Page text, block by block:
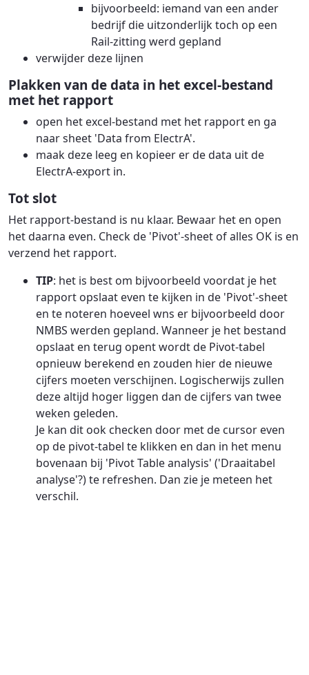
bijvoorbeeld: iemand van een ander
bedrijf die uitzonderlijk toch op een
Rail-zitting werd gepland
verwijder deze lijnen
Plakken van de data in het excel-bestand
met het rapport
open het excel-bestand met het rapport en ga
naar sheet 'Data from ElectrA'.
maak deze leeg en kopieer er de data uit de
ElectrA-export in.
Tot slot
Het rapport-bestand is nu klaar. Bewaar het en open
het daarna even. Check de 'Pivot'-sheet of alles OK is en
verzend het rapport.
TIP: het is best om bijvoorbeeld voordat je het
rapport opslaat even te kijken in de 'Pivot'-sheet
en te noteren hoeveel wns er bijvoorbeeld door
NMBS werden gepland. Wanneer je het bestand
opslaat en terug opent wordt de Pivot-tabel
opnieuw berekend en zouden hier de nieuwe
cijfers moeten verschijnen. Logischerwijs zullen
deze altijd hoger liggen dan de cijfers van twee
weken geleden.
Je kan dit ook checken door met de cursor even
op de pivot-tabel te klikken en dan in het menu
bovenaan bij 'Pivot Table analysis' ('Draaitabel
analyse'?) te refreshen. Dan zie je meteen het
verschil.